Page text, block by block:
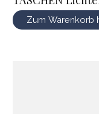
Zum Warenkorb